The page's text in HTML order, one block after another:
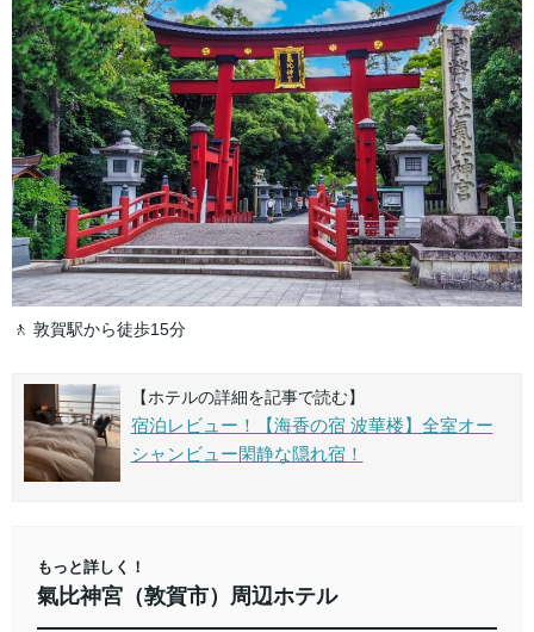
🚶 敦賀駅から徒歩15分
【ホテルの詳細を記事で読む】
宿泊レビュー！【海香の宿 波華楼】全室オー
シャンビュー閑静な隠れ宿！
もっと詳しく！
氣比神宮（敦賀市）周辺ホテル